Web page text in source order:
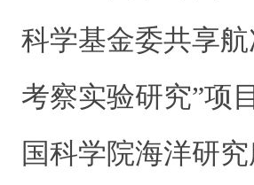
科学基金委共享
考察实验研究”项
国科学院海洋研